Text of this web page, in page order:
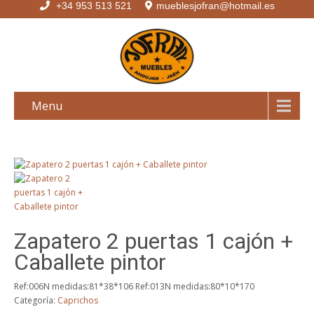
+34 953 513 521 mueblesjofran@hotmail.es
Menu
Zapatero 2 puertas 1 cajón +
Caballete pintor
Ref:006N medidas:81*38*106 Ref:013N medidas:80*10*170
Categoría: Caprichos